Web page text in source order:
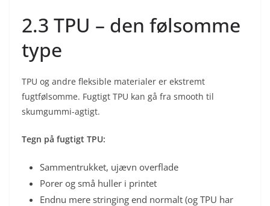
2.3 TPU – den følsomme
type
TPU og andre fleksible materialer er ekstremt
fugtfølsomme. Fugtigt TPU kan gå fra smooth til
skumgummi-agtigt.
Tegn på fugtigt TPU:
Sammentrukket, ujævn overflade
Porer og små huller i printet
Endnu mere stringing end normalt (og TPU har